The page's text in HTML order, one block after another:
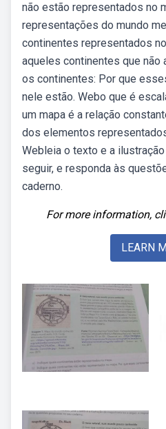
não estão representados no
representações do mundo
continentes representados
aqueles continentes que não
os continentes: Por que
nele estão. Webo que é
um mapa é a relação
dos elementos
Webleia o texto e a
seguir, e responda às
caderno.
For more information,
LEARN